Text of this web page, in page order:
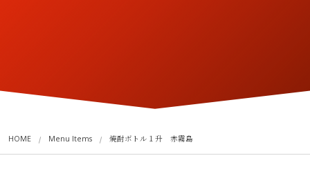
HOME Menu Items 焼酎ボトル１升 赤霧島